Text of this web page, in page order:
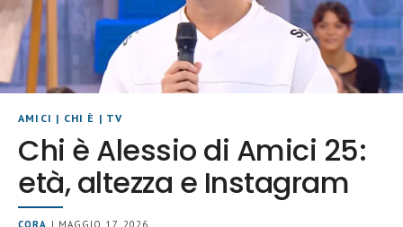
AMICI | CHI È | TV
Chi è Alessio di Amici 25:
età, altezza e Instagram
CORA | MAGGIO 17, 2026